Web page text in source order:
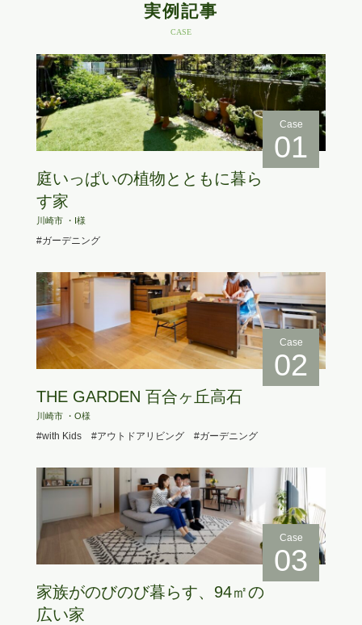
実例記事
CASE
Case
01
庭いっぱいの植物とともに暮ら
す家
川崎市 ・I様
#ガーデニング
Case
02
THE GARDEN 百合ヶ丘高石
川崎市 ・O様
#with Kids #アウトドアリビング #ガーデニング
Case
03
家族がのびのび暮らす、94㎡の
広い家